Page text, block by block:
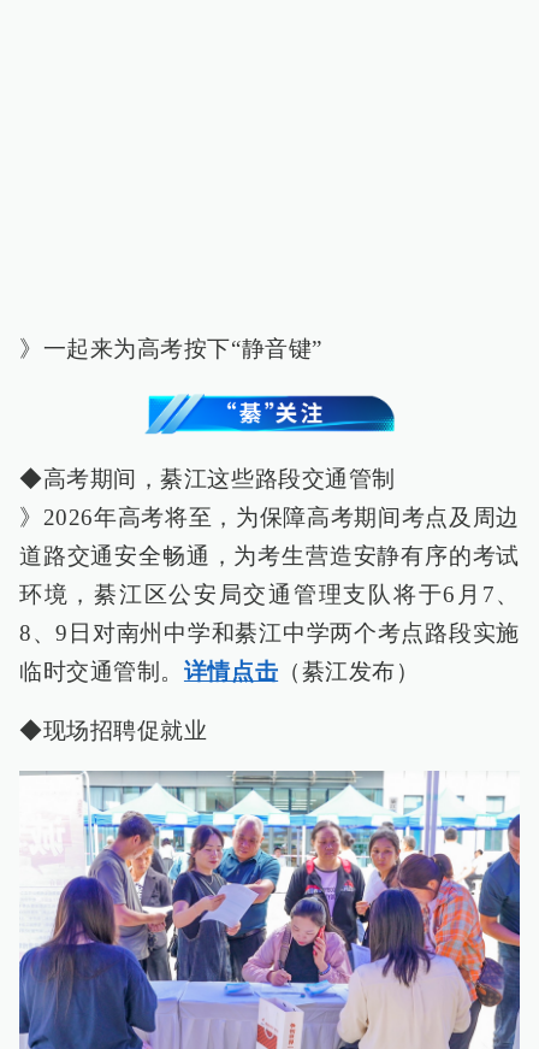
》一起来为高考按下“静音键”
◆高考期间，綦江这些路段交通管制
》2026年高考将至，为保障高考期间考点及周边
道路交通安全畅通，为考生营造安静有序的考试
环境，綦江区公安局交通管理支队将于6月7、
8、9日对南州中学和綦江中学两个考点路段实施
临时交通管制。 详情点击 （綦江发布）
◆现场招聘促就业